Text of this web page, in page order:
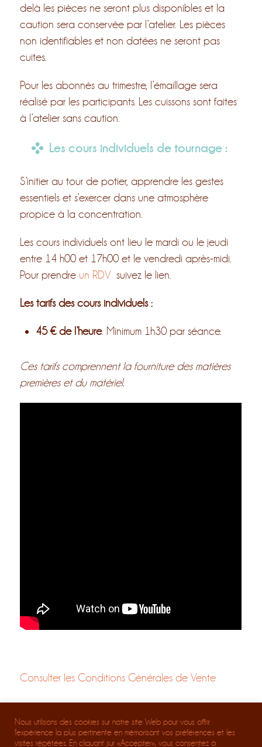
delà les pièces ne seront plus disponibles et la
caution sera conservée par l’atelier. Les pièces
non identifiables et non datées ne seront pas
cuites.
Pour les abonnés au trimestre, l’émaillage sera
réalisé par les participants. Les cuissons sont faites
à l’atelier sans caution.
Les cours individuels de tournage :
S’initier au tour de potier, apprendre les gestes
essentiels et s’exercer dans une atmosphère
propice à la concentration.
Les cours individuels ont lieu le mardi ou le jeudi
entre 14 h00 et 17h00 et le vendredi après-midi.
Pour prendreun RDVsuivez le lien.
Les tarifs des cours individuels :
45 € de l’heure. Minimum 1h30 par séance.
Ces tarifs comprennent la fourniture des matières
premières et du matériel.
Consulter les Conditions Générales de Vente
Téléchargez les règles de vie à l'atelier
Nous utilisons des cookies sur notre site Web pour vous offrir
l'expérience la plus pertinente en mémorisant vos préférences et les
visites répétées. En cliquant sur «Accepter», vous consentez à